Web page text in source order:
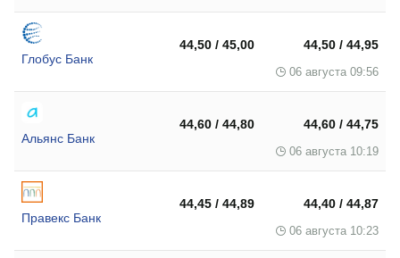
Глобус Банк
44,50 / 45,00 44,50 / 44,95
06 августа 09:56
Альянс Банк
44,60 / 44,80 44,60 / 44,75
06 августа 10:19
Правекс Банк
44,45 / 44,89 44,40 / 44,87
06 августа 10:23